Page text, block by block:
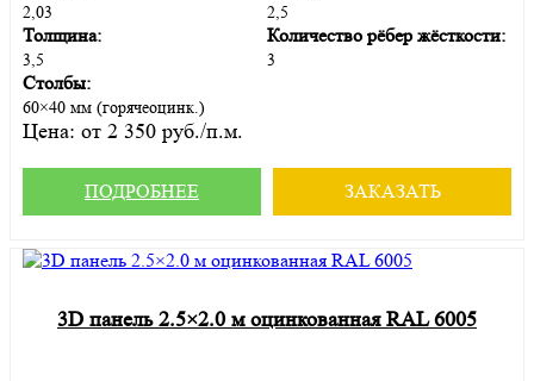
2,03 2,5
Толщина:
3,5
Количество рёбер жёсткости:
3
Столбы:
60×40 мм (горячеоцинк.)
Цена: от 2 350 руб./п.м.
ПОДРОБНЕЕ ЗАКАЗАТЬ
3D панель 2.5×2.0 м оцинкованная RAL 6005